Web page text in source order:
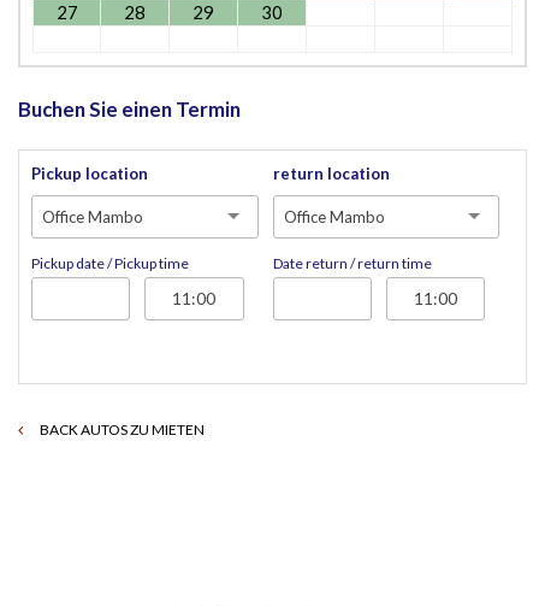
27
28 29 30
Buchen Sie einen Termin
Pickup location
Office Mambo
Pickup date / Pickup time
return location
Office Mambo
Date return / return time
BACK AUTOS ZU MIETEN